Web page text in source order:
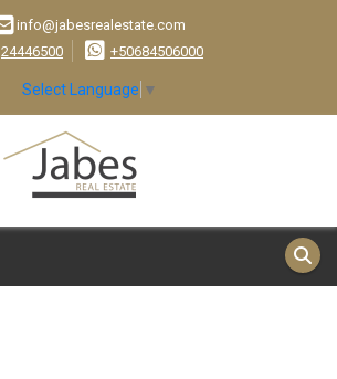
info@jabesrealestate.com
24446500
+50684506000
Select Language ▼